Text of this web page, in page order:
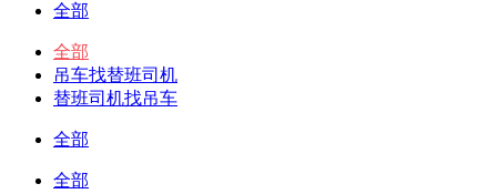
全部
全部
吊车找替班司机
替班司机找吊车
全部
全部